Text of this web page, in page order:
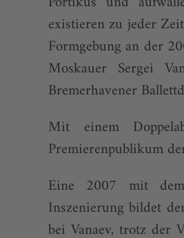
existieren zu jeder
Formgebung an der
Moskauer Sergei
Bremerhavener
Mit einem
Premierenpublikum
Eine 2007 mit dem
Inszenierung bildet
bei Vanaev, trotz der